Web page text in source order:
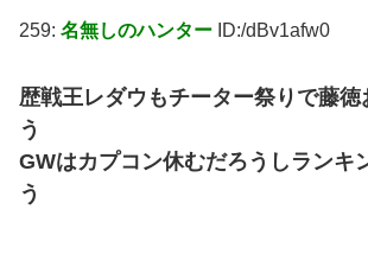
259: 名無しのハンター ID:/dBv1afw0
歴戦王レダウもチーター祭りで藤徳
う
GWはカプコン休むだろうしランキ
う